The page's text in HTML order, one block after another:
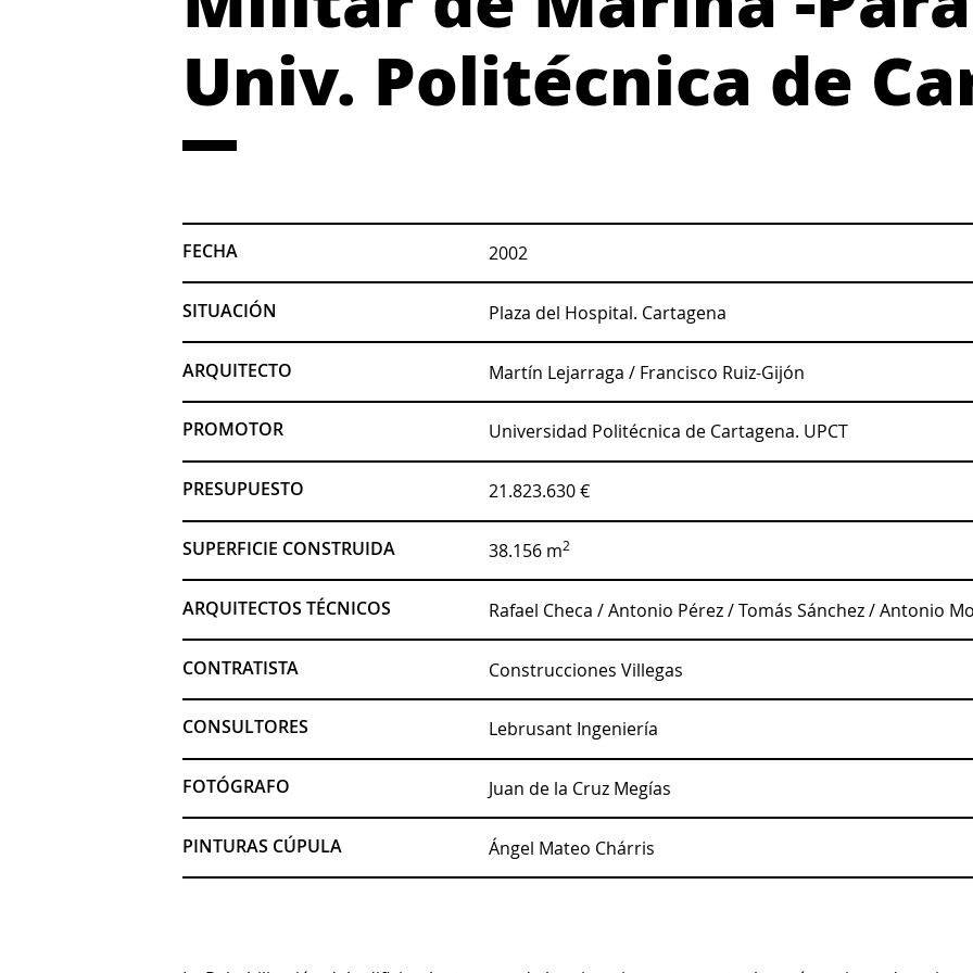
Univ. Politécnica de
FECHA 2002
SITUACIÓN Plaza del Hospital. Cartagena
ARQUITECTO Martín Lejarraga / Francisco Ruiz-Gijón
PROMOTOR Universidad Politécnica de Cartagena. UPCT
PRESUPUESTO 21.823.630 €
SUPERFICIE CONSTRUIDA 38.156 m2
ARQUITECTOS TÉCNICOS Rafael Checa / Antonio Pérez / Tomás Sánchez / Antonio
CONTRATISTA Construcciones Villegas
CONSULTORES Lebrusant Ingeniería
FOTÓGRAFO Juan de la Cruz Megías
PINTURAS CÚPULA Ángel Mateo Chárris